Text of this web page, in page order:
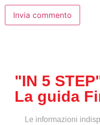
"IN 5
La guida
Le informazioni